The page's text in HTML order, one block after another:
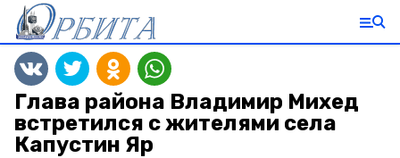
Глава района Владимир Михед
встретился с жителями села
Капустин Яр